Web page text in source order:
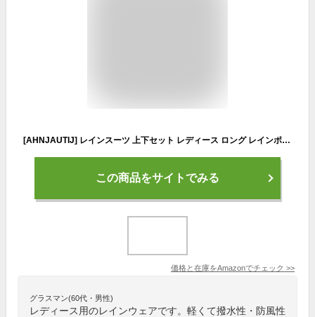
[AHNJAUTIJ] レインスーツ 上下セット レディース ロング レインポンチョ 大きいサイズ おしゃれ 男女兼用 雨具 軽量 快適 レインウェア 撥水 自転車 通学 通勤 超防水 防風 アウトドア シンプル 梅雨対策 キャンプ用 F-ホワイト-レディース XL
この商品をサイトでみる
価格と在庫をAmazonでチェック >>
グラスマン(60代・男性)
レディース用のレインウェアです。軽くて撥水性・防風性